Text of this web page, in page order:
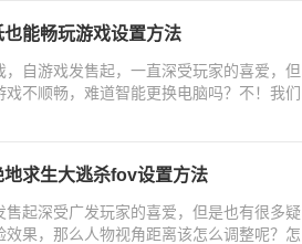
能畅玩游戏设置方法
自游戏发售起，一直深受玩家的喜爱，但
不顺畅，难道智能更换电脑吗？不！我们
求生大逃杀fov设置方法
起深受广发玩家的喜爱，但是也有很多疑
果，那么人物视角距离该怎么调整呢？怎